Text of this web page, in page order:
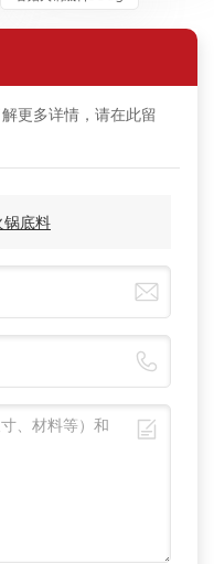
更多详情，请在此留
锅底料